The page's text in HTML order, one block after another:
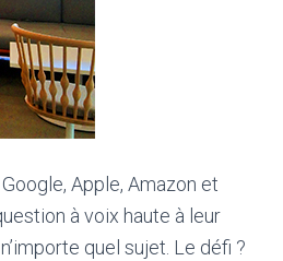
Apple, Amazon et
à voix haute à leur
quel sujet. Le défi ?